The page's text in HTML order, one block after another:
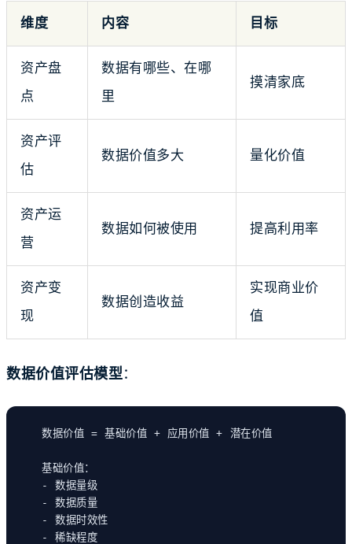
维度 内容 目标
资产盘
点
数据有哪些、在哪
里
摸清家底
资产评
估
数据价值多大 量化价值
资产运
营
数据如何被使用 提高利用率
资产变
现
数据创造收益
实现商业价
值
数据价值评估模型 ：
数据价值 = 基础价值 + 应用价值 + 潜在价值
基础价值：
- 数据量级
- 数据质量
- 数据时效性
- 稀缺程度